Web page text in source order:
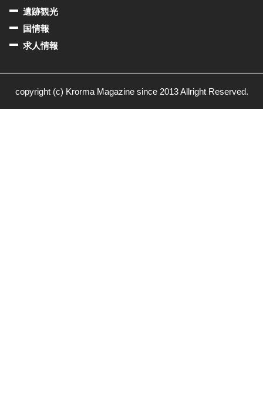
遺跡観光
国情報
求人情報
copyright (c) Krorma Magazine since 2013 Allright Reserved.